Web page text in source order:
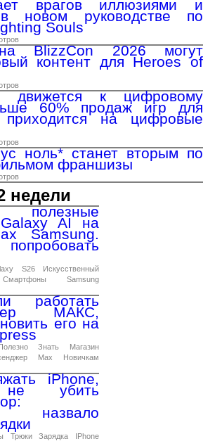
врагов иллюзиями и
в новом руководстве по
Souls
BlizzCon 2026 могут
контент для Heroes of
движется к цифровому
60% продаж игр для
на цифровые
ноль* станет вторым по
франшизы
недели
AI на
Samsung.
S26
Искусственный
Смартфоны
Samsung
работать
МАКС,
его на
Знать
Магазин
Max
Новичкам
iPhone,
убить
назвало
Трюки Зарядка
IPhone